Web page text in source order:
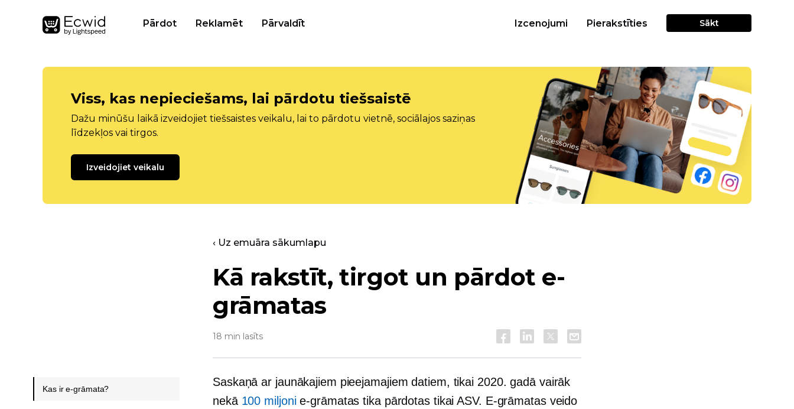
Pārdot Reklamēt Pārvaldīt Izcenojumi Pierakstīties Sākt
Viss, kas nepieciešams, lai pārdotu tiešsaistē
Dažu minūšu laikā izveidojiet tiešsaistes veikalu, lai to pārdotu vietnē, sociālajos saziņas
līdzekļos vai tirgos.
Izveidojiet veikalu
‹ Uz emuāra sākumlapu
Kā rakstīt, tirgot un pārdot e-
grāmatas
18 min lasīts
Saskaņā ar jaunākajiem pieejamajiem datiem, tikai 2020. gadā vairāk
nekā 100 miljonie-grāmatas tika pārdotas tikai ASV. E-grāmatas veido
Kas ir e-grāmata?